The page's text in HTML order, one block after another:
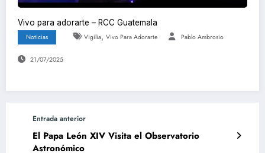
Vivo para adorarte – RCC Guatemala
Noticias Vigilia, Vivo Para Adorarte Pablo Ambrosio
21/07/2025
Entrada anterior
El Papa León XIV Visita el Observatorio
Astronómico